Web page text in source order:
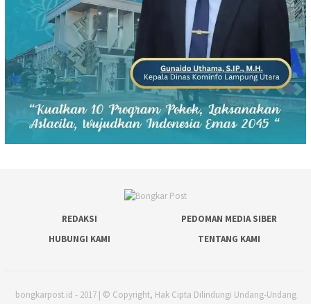
REDAKSI
PEDOMAN MEDIA SIBER
HUBUNGI KAMI
TENTANG KAMI
bongkarpost.id - 2017 | © Copyright, Hak Cipta Dilindungi Undang-Undang